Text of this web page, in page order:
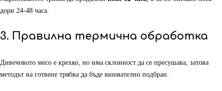
дори 24-48 часа.
3. Правилна термична обработка
Дивечовото месо е крехко, но има склонност да се пресушава, затова
методът на готвене трябва да бъде внимателно подбран.